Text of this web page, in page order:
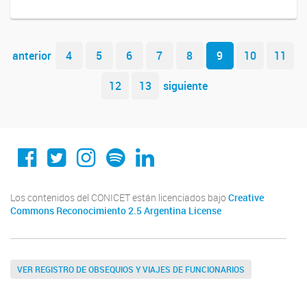
Navegador de artículos
anterior 4 5 6 7 8 9 10
11
12
13 siguiente
Conicet Cordoba
@conicetcordoba
@conicetcordoba
SpotifyLinkedin
Los contenidos del CONICET están licenciados bajo Creative
Commons Reconocimiento 2.5 Argentina License
VER REGISTRO DE OBSEQUIOS Y VIAJES DE FUNCIONARIOS